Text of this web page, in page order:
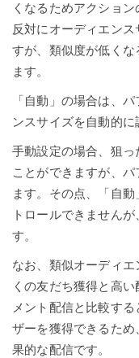
くなるためアクション
反対にオーディエン
すが、類似度が低くな
ます。
「自動」の場合は、
ンスサイズを自動的に
手動設定の場合、狙
ことができますが、
ます。その点、「自
トロールできません
す。
なお、類似オーディ
くの友だち獲得と高
メント配信と比較す
ザーを獲得できるた
果的な配信です。